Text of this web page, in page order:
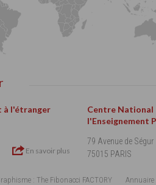
à l'étranger
En savoir plus
Centre National
l'Enseignement
79 Avenue de Ségur
75015 PARIS
: The Fibonacci FACTORY
Annuaire